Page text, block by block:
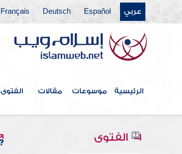
عربي Español
Deutsch
Français
الرئيسية موسوعات مقالات الفتوى
الفتوى